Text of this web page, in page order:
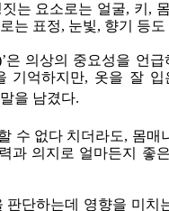
는 요소로는 얼굴, 키,
는 표정, 눈빛, 향기 등
은 의상의 중요성을 언
기억하지만, 옷을 잘 입
을 남겼다.
수 없다 치더라도, 몸매
과 의지로 얼마든지 좋
단하는데 영향을 미치